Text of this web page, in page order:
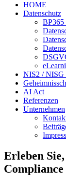
HOME
Datenschutz
BP365
NIS2 / NISG
AI Act
Referenzen
Unternehmen
Erleben
Compliance